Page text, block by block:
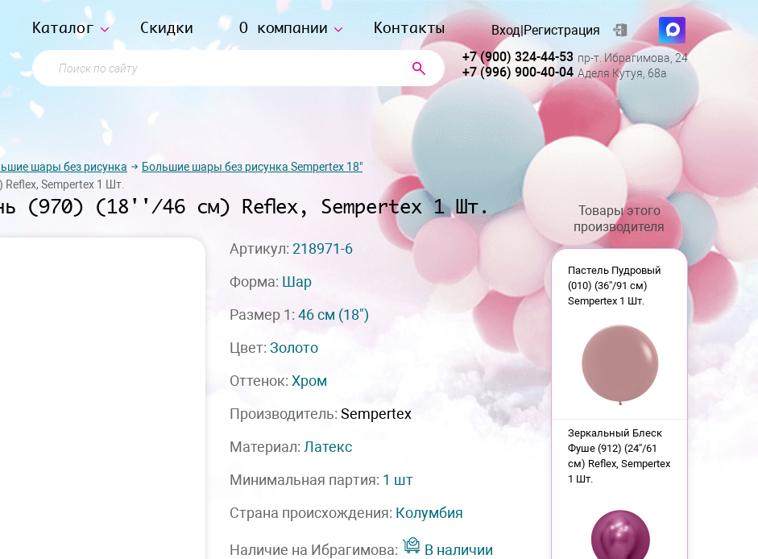
Каталог Скидки О компании Контакты
Поиск по сайту
Вход|Регистрация
+7 (900) 324-44-53 пр-т. Ибрагимова, 24
+7 (996) 900-40-04 Аделя Кутуя, 68а
шары без рисунка
Большие шары без рисунка Sempertex 18"
Sempertex 1 Шт.
(970) (18''/46 см) Reflex, Sempertex 1 Шт.
Артикул: 218971-6
Форма: Шар
Размер 1: 46 см (18")
Цвет: Золото
Оттенок: Хром
Производитель: Sempertex
Материал: Латекс
Минимальная партия: 1 шт
Страна происхождения: Колумбия
Наличие на Ибрагимова: В наличии
Товары этого
производителя
Пастель Пудровый
(010) (36''/91 см)
Sempertex 1 Шт.
Зеркальный Блеск
Фуше (912) (24''/61
см) Reflex, Sempertex
1 Шт.